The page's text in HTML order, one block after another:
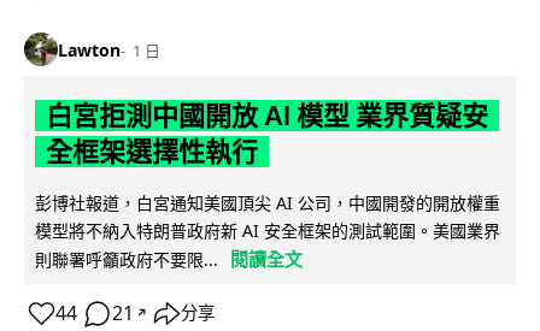
Lawton 1 日
白宮拒測中國開放 AI 模型 業界質疑安
全框架選擇性執行
彭博社報道，白宮通知美國頂尖 AI 公司，中國開發的開放權重
模型將不納入特朗普政府新 AI 安全框架的測試範圍。美國業界
則聯署呼籲政府不要限...
閱讀全文
44 21 ↗ 分享